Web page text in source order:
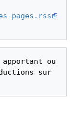
pages.rss
ou
sur